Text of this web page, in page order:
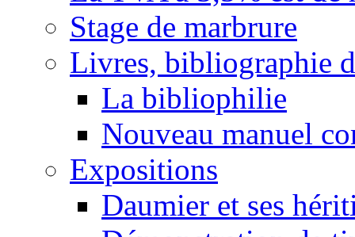
Stage de marbrure
Livres, bibliographie
La bibliophilie
Nouveau manuel
Expositions
Daumier et ses